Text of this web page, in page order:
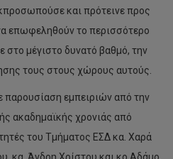
και πρότεινε προς
επωφεληθούν το περισσότερο
στο μέγιστο δυνατό βαθμό, την
τους στους χώρους αυτούς.
εμπειριών από την
ακαδημαϊκής χρονιάς από
του Τμήματος ΕΣΔ κα. Χαρά